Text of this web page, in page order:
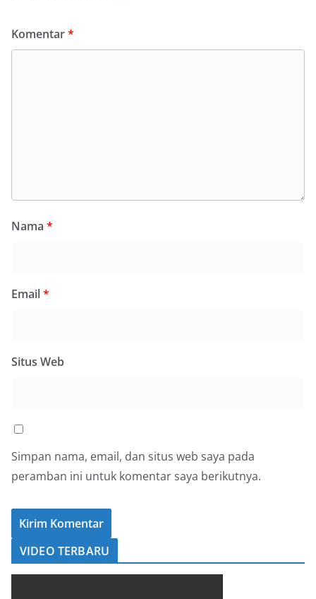
Komentar*
Nama *
Email*
Situs Web
Simpan nama, email, dan situs web saya pada
peramban ini untuk komentar saya berikutnya.
VIDEO TERBARU